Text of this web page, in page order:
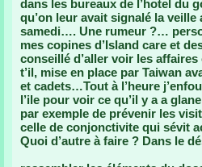
dans les bureaux de l’hotel du
qu’on leur avait signalé la
samedi…. Une rumeur ?…
mes copines d’Island care et
conseillé d’aller voir les
t’il, mise en place par Taiwan
et cadets…Tout à l’heure
l’ile pour voir ce qu’il y a a
par exemple de prévenir les
celle de conjonctivite qui sévit
Quoi d’autre à faire ? Dans le